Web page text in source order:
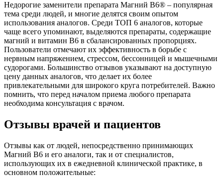
Недорогие заменители препарата Магний В6® – популярная
тема среди людей, и многие делятся своим опытом
использования аналогов. Среди ТОП 6 аналогов, которые
чаще всего упоминают, выделяются препараты, содержащие
магний и витамин В6 в сбалансированных пропорциях.
Пользователи отмечают их эффективность в борьбе с
нервным напряжением, стрессом, бессонницей и мышечными
судорогами. Большинство отзывов указывают на доступную
цену данных аналогов, что делает их более
привлекательными для широкого круга потребителей. Важно
помнить, что перед началом приема любого препарата
необходима консультация с врачом.
Отзывы врачей и пациентов
Отзывы как от людей, непосредственно принимающих
Магний В6 и его аналоги, так и от специалистов,
использующих их в ежедневной клинической практике, в
основном положительные: